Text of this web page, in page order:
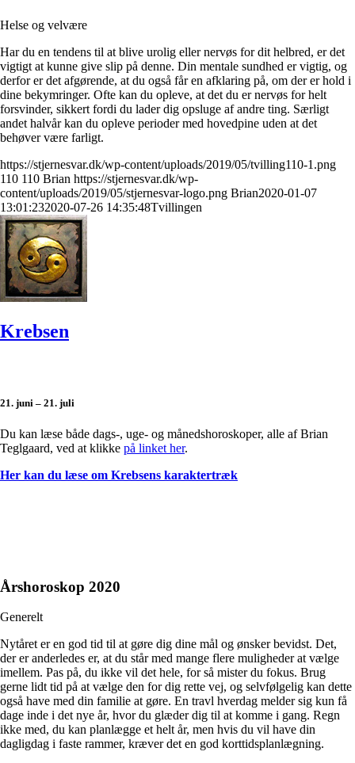
Helse og velvære
Har du en tendens til at blive urolig eller nervøs for dit helbred, er det
vigtigt at kunne give slip på denne. Din mentale sundhed er vigtig, og
derfor er det afgørende, at du også får en afklaring på, om der er hold i
dine bekymringer. Ofte kan du opleve, at det du er nervøs for helt
forsvinder, sikkert fordi du lader dig opsluge af andre ting. Særligt
andet halvår kan du opleve perioder med hovedpine uden at det
behøver være farligt.
https://stjernesvar.dk/wp-content/uploads/2019/05/tvilling110-1.png
110 110 Brian https://stjernesvar.dk/wp-
content/uploads/2019/05/stjernesvar-logo.png Brian2020-01-07
13:01:232020-07-26 14:35:48Tvillingen
Krebsen
21. juni – 21. juli
Du kan læse både dags-, uge- og månedshoroskoper, alle af Brian
Teglgaard, ved at klikke på linket her.
Her kan du læse om Krebsens karaktertræk
Årshoroskop 2020
Generelt
Nytåret er en god tid til at gøre dig dine mål og ønsker bevidst. Det,
der er anderledes er, at du står med mange flere muligheder at vælge
imellem. Pas på, du ikke vil det hele, for så mister du fokus. Brug
gerne lidt tid på at vælge den for dig rette vej, og selvfølgelig kan dette
også have med din familie at gøre. En travl hverdag melder sig kun få
dage inde i det nye år, hvor du glæder dig til at komme i gang. Regn
ikke med, du kan planlægge et helt år, men hvis du vil have din
dagligdag i faste rammer, kræver det en god korttidsplanlægning.